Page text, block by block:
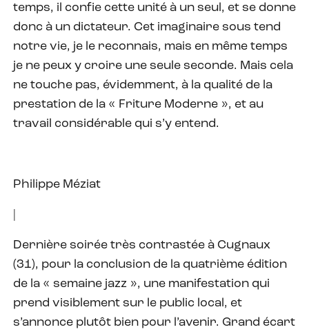
temps, il confie cette unité à un seul, et se donne
donc à un dictateur. Cet imaginaire sous tend
notre vie, je le reconnais, mais en même temps
je ne peux y croire une seule seconde. Mais cela
ne touche pas, évidemment, à la qualité de la
prestation de la « Friture Moderne », et au
travail considérable qui s’y entend.
Philippe Méziat
Dernière soirée très contrastée à Cugnaux
(31), pour la conclusion de la quatrième édition
de la « semaine jazz », une manifestation qui
prend visiblement sur le public local, et
s’annonce plutôt bien pour l’avenir. Grand écart